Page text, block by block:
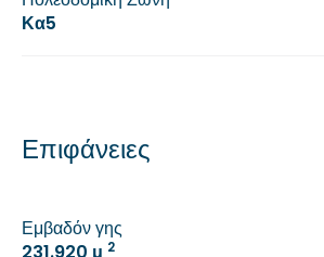
Κα5
Επιφάνειες
Εμβαδόν γης
2